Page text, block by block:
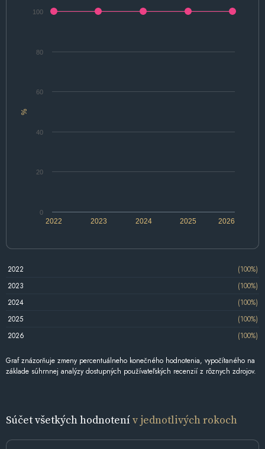
%
2022 2024 2026
2023 2025
0
20
40
60
80
100
2022
(100%)
2023
(100%)
2024
(100%)
2025
(100%)
2026
(100%)
Graf znázorňuje zmeny percentuálneho konečného hodnotenia, vypočítaného na
základe súhrnnej analýzy dostupných používateľských recenzií z rôznych zdrojov.
Súčet všetkých hodnotenív jednotlivých rokoch